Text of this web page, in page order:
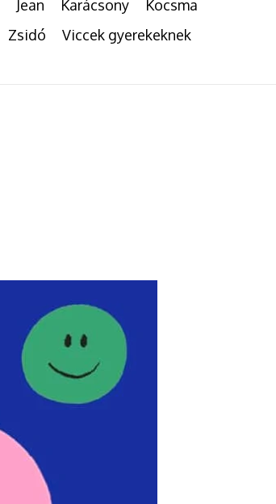
Jean Karácsony
Kocsma
Zsidó
Viccek gyerekeknek